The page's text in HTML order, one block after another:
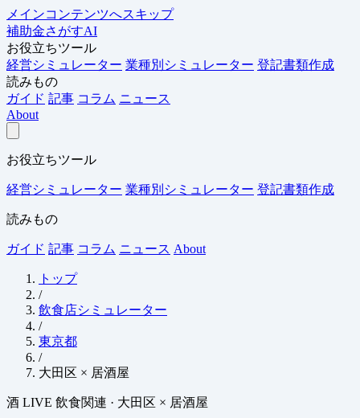
メインコンテンツへスキップ
補助金さがすAI
お役立ちツール
経営シミュレーター 業種別シミュレーター 登記書類作成
読みもの
ガイド 記事 コラム ニュース
About
お役立ちツール
経営シミュレーター 業種別シミュレーター 登記書類作成
読みもの
ガイド 記事 コラム ニュース About
トップ
/
飲食店シミュレーター
/
東京都
/
大田区 × 居酒屋
酒 LIVE 飲食関連 · 大田区 × 居酒屋